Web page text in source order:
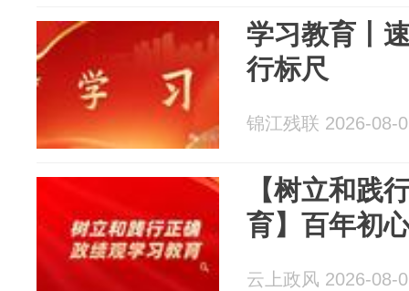
学习教育丨
行标尺
锦江残联 2026-08-
【树立和践
育】百年初
云上政风 2026-08-